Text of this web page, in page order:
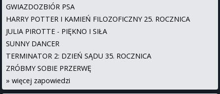
GWIAZDOZBIÓR PSA
HARRY POTTER I KAMIEŃ FILOZOFICZNY 25. ROCZNICA
JULIA PIROTTE - PIĘKNO I SIŁA
SUNNY DANCER
TERMINATOR 2: DZIEŃ SĄDU 35. ROCZNICA
ZRÓBMY SOBIE PRZERWĘ
» więcej zapowiedzi